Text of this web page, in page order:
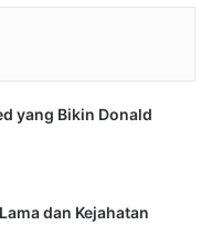
yang Bikin Donald
dan Kejahatan